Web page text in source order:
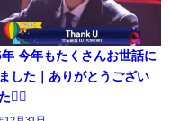
今年もたくさんお世話に
した｜ありがとうござい
🙇‍♀️